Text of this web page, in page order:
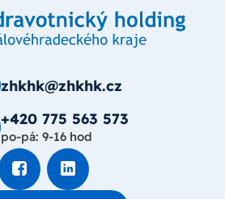
zhkhk@zhkhk.cz
+420 775 563 573
po-pá: 9-16 hod